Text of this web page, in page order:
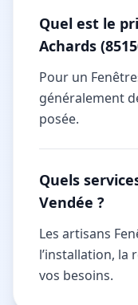
Quel est le
Achards
Pour un
généralement
posée.
Quels
Vendée ?
Les artisans
l’installation, la
vos besoins.